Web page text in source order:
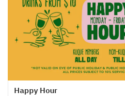
Happy Hour